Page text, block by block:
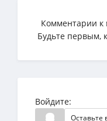
Комментарии к
Будьте первым,
Войдите: